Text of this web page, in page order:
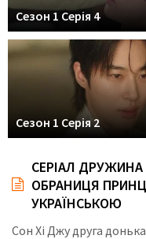
Сезон 1 Серія 4
Сезон 1 Серія 2
СЕРІАЛ ДРУЖИНА
ОБРАНИЦЯ
УКРАЇНСЬКОЮ
Сон Хі Джу друга